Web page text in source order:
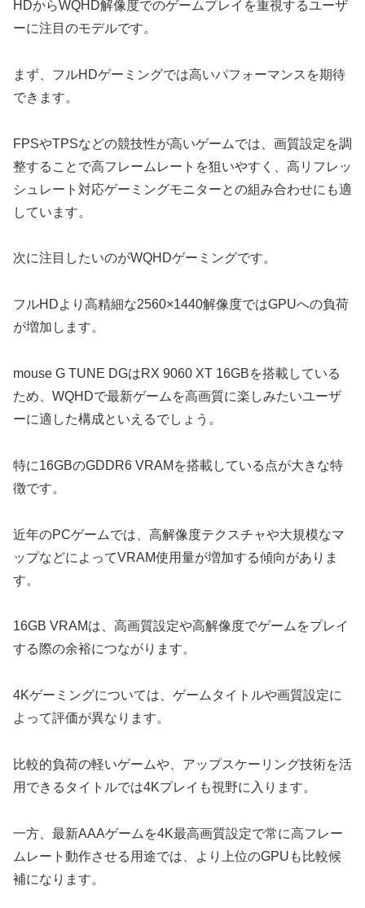
HDからWQHD解像度でのゲームプレイを重視するユーザ
ーに注目のモデルです。
まず、フルHDゲーミングでは高いパフォーマンスを期待
できます。
FPSやTPSなどの競技性が高いゲームでは、画質設定を調
整することで高フレームレートを狙いやすく、高リフレッ
シュレート対応ゲーミングモニターとの組み合わせにも適
しています。
次に注目したいのがWQHDゲーミングです。
フルHDより高精細な2560×1440解像度ではGPUへの負荷
が増加します。
mouse G TUNE DGはRX 9060 XT 16GBを搭載している
ため、WQHDで最新ゲームを高画質に楽しみたいユーザ
ーに適した構成といえるでしょう。
特に16GBのGDDR6 VRAMを搭載している点が大きな特
徴です。
近年のPCゲームでは、高解像度テクスチャや大規模なマ
ップなどによってVRAM使用量が増加する傾向がありま
す。
16GB VRAMは、高画質設定や高解像度でゲームをプレイ
する際の余裕につながります。
4Kゲーミングについては、ゲームタイトルや画質設定に
よって評価が異なります。
比較的負荷の軽いゲームや、アップスケーリング技術を活
用できるタイトルでは4Kプレイも視野に入ります。
一方、最新AAAゲームを4K最高画質設定で常に高フレー
ムレート動作させる用途では、より上位のGPUも比較候
補になります。